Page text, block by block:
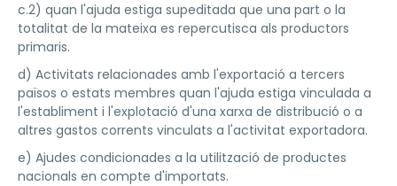
c.2) quan l'ajuda estiga supeditada que una part o la
totalitat de la mateixa es repercutisca als productors
primaris.
d) Activitats relacionades amb l'exportació a tercers
països o estats membres quan l'ajuda estiga vinculada a
l'establiment i l'explotació d'una xarxa de distribució o a
altres gastos corrents vinculats a l'activitat exportadora.
e) Ajudes condicionades a la utilització de productes
nacionals en compte d'importats.